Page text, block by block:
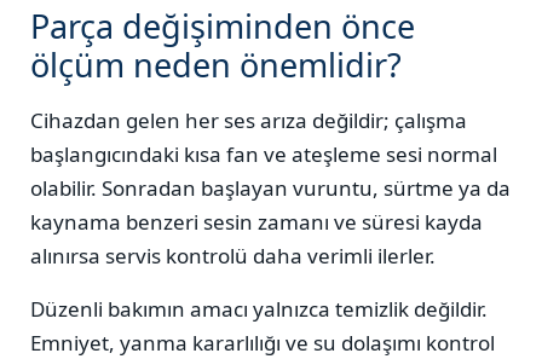
Parça değişiminden önce
ölçüm neden önemlidir?
Cihazdan gelen her ses arıza değildir; çalışma
başlangıcındaki kısa fan ve ateşleme sesi normal
olabilir. Sonradan başlayan vuruntu, sürtme ya da
kaynama benzeri sesin zamanı ve süresi kayda
alınırsa servis kontrolü daha verimli ilerler.
Düzenli bakımın amacı yalnızca temizlik değildir.
Emniyet, yanma kararlılığı ve su dolaşımı kontrol